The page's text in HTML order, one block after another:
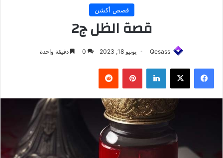
قصص أكشن
قصة الظل ج2
Qesass يونيو 18, 2023 0 دقيقة واحدة
فيسبوك ‫X لينكدإن بينتيريست